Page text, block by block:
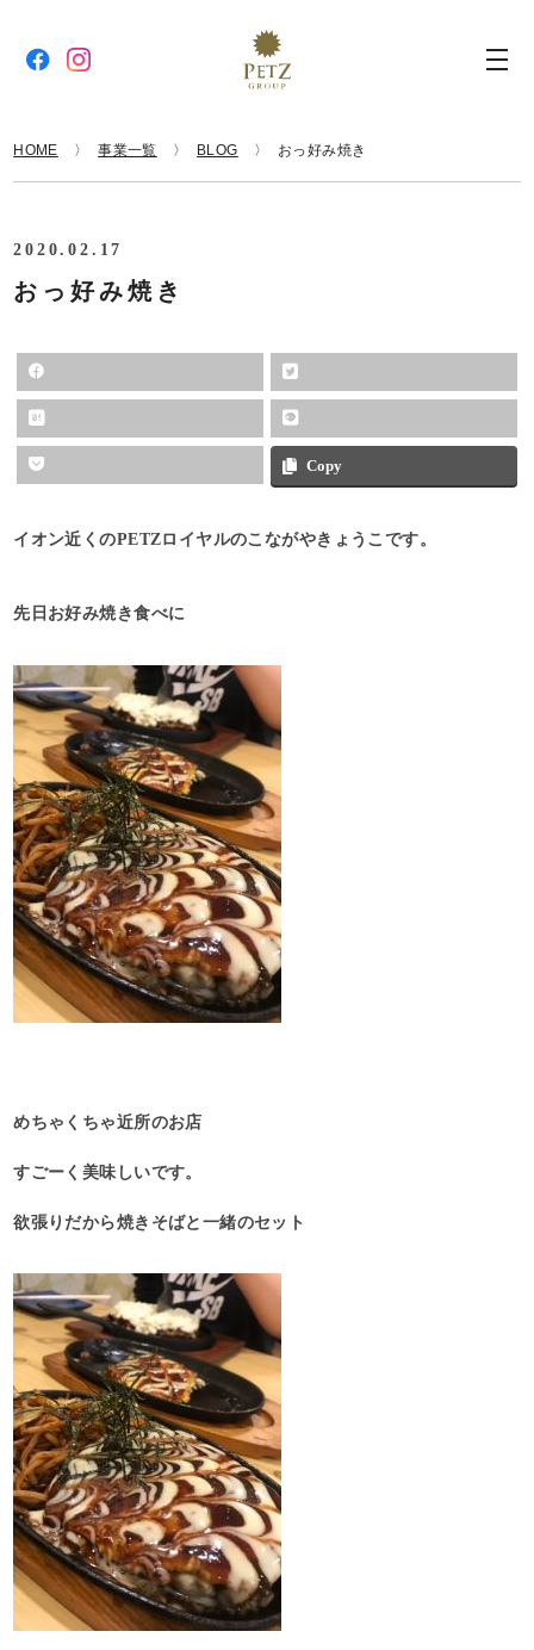
HOME 事業一覧 BLOG おっ好み焼き
2020.02.17
おっ好み焼き
Copy
イオン近くのPETZロイヤルのこながやきょうこです。
先日お好み焼き食べに
めちゃくちゃ近所のお店
すごーく美味しいです。
欲張りだから焼きそばと一緒のセット